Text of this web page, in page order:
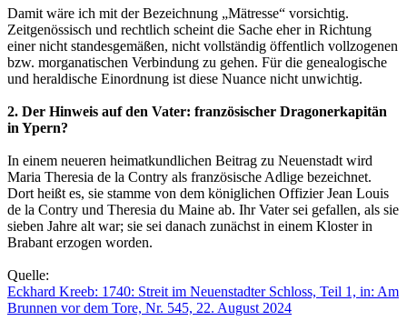
Damit wäre ich mit der Bezeichnung „Mätresse“ vorsichtig.
Zeitgenössisch und rechtlich scheint die Sache eher in Richtung
einer nicht standesgemäßen, nicht vollständig öffentlich vollzogenen
bzw. morganatischen Verbindung zu gehen. Für die genealogische
und heraldische Einordnung ist diese Nuance nicht unwichtig.
2. Der Hinweis auf den Vater: französischer Dragonerkapitän
in Ypern?
In einem neueren heimatkundlichen Beitrag zu Neuenstadt wird
Maria Theresia de la Contry als französische Adlige bezeichnet.
Dort heißt es, sie stamme von dem königlichen Offizier Jean Louis
de la Contry und Theresia du Maine ab. Ihr Vater sei gefallen, als sie
sieben Jahre alt war; sie sei danach zunächst in einem Kloster in
Brabant erzogen worden.
Quelle:
Eckhard Kreeb: 1740: Streit im Neuenstadter Schloss, Teil 1, in: Am
Brunnen vor dem Tore, Nr. 545, 22. August 2024